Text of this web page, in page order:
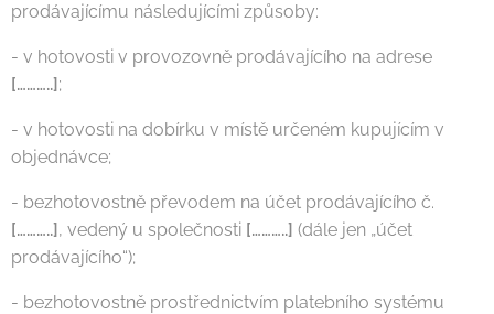
prodávajícímu následujícími způsoby:
- v hotovosti v provozovně prodávajícího na adrese
[………..];
- v hotovosti na dobírku v místě určeném kupujícím v
objednávce;
- bezhotovostně převodem na účet prodávajícího č.
[………..], vedený u společnosti [………..] (dále jen „účet
prodávajícího“);
- bezhotovostně prostřednictvím platebního systému